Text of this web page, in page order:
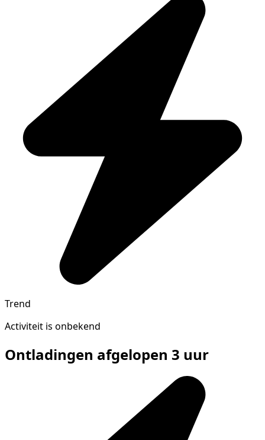
Trend
Activiteit is onbekend
Ontladingen afgelopen 3 uur